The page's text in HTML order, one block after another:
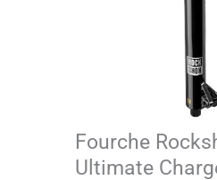
Fourche
Ultimate